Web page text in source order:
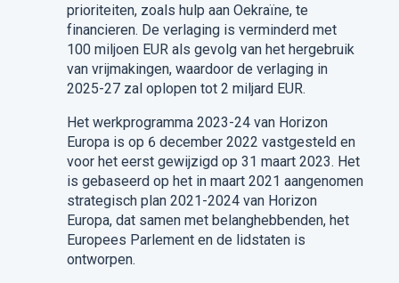
prioriteiten, zoals hulp aan Oekraïne, te
financieren. De verlaging is verminderd met
100 miljoen EUR als gevolg van het hergebruik
van vrijmakingen, waardoor de verlaging in
2025-27 zal oplopen tot 2 miljard EUR.
Het werkprogramma 2023-24 van Horizon
Europa is op 6 december 2022 vastgesteld en
voor het eerst gewijzigd op 31 maart 2023. Het
is gebaseerd op het in maart 2021 aangenomen
strategisch plan 2021-2024 van Horizon
Europa, dat samen met belanghebbenden, het
Europees Parlement en de lidstaten is
ontworpen.